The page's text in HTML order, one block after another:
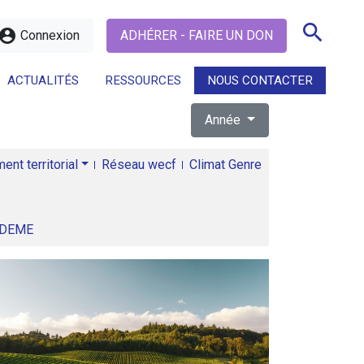
account_circle Connexion ADHÉRER - FAIRE UN DON search
ACTUALITÉS RESSOURCES NOUS CONTACTER
search
Année
territorial Réseau wecf Climat Genre